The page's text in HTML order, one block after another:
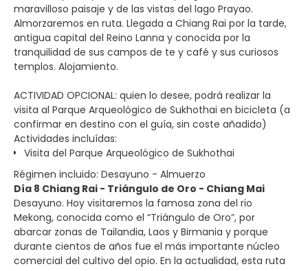
maravilloso paisaje y de las vistas del lago Prayao.
Almorzaremos en ruta. Llegada a Chiang Rai por la tarde,
antigua capital del Reino Lanna y conocida por la
tranquilidad de sus campos de te y café y sus curiosos
templos. Alojamiento.
ACTIVIDAD OPCIONAL: quien lo desee, podrá realizar la
visita al Parque Arqueológico de Sukhothai en bicicleta (a
confirmar en destino con el guía, sin coste añadido)
Actividades incluídas:
Visita del Parque Arqueológico de Sukhothai
Régimen incluido: Desayuno - Almuerzo
Día 8 Chiang Rai - Triángulo de Oro - Chiang Mai
Desayuno. Hoy visitaremos la famosa zona del rio
Mekong, conocida como el “Triángulo de Oro”, por
abarcar zonas de Tailandia, Laos y Birmania y porque
durante cientos de años fue el más importante núcleo
comercial del cultivo del opio. En la actualidad, esta ruta